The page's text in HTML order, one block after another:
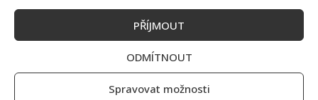
PŘÍJMOUT
ODMÍTNOUT
Spravovat možnosti
Komentář*